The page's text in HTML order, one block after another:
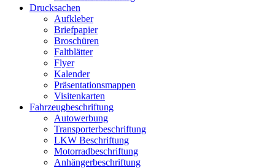
Drucksachen
Aufkleber
Briefpapier
Broschüren
Faltblätter
Flyer
Kalender
Präsentationsmappen
Visitenkarten
Fahrzeugbeschriftung
Autowerbung
Transporterbeschriftung
LKW Beschriftung
Motorradbeschriftung
Anhängerbeschriftung